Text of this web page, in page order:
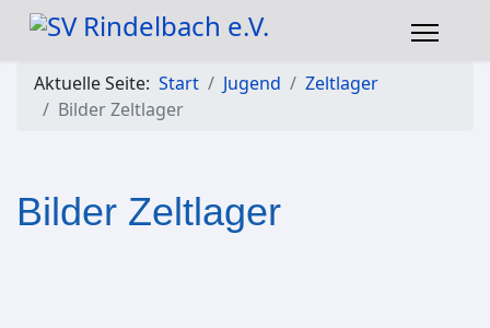
Aktuelle Seite: Start Jugend
Zeltlager
Bilder Zeltlager
Bilder Zeltlager